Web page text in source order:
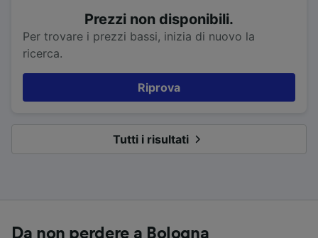
Prezzi non disponibili.
Per trovare i prezzi bassi, inizia di nuovo la
ricerca.
Riprova
Tutti i risultati
Da non perdere a Bologna